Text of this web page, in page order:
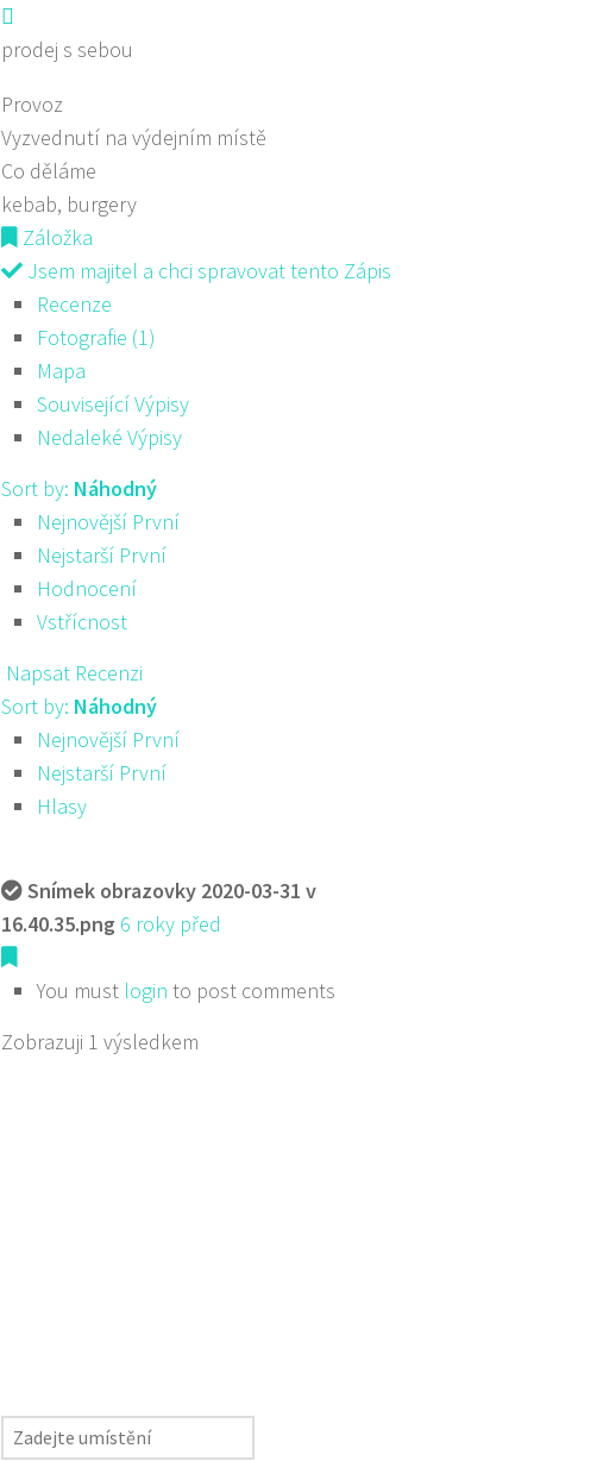
prodej s sebou
Provoz
Vyzvednutí na výdejním místě
Co děláme
kebab, burgery
Záložka
Jsem majitel a chci spravovat tento Zápis
Recenze
Fotografie (1)
Mapa
Související Výpisy
Nedaleké Výpisy
Sort by: Náhodný
Nejnovější První
Nejstarší První
Hodnocení
Vstřícnost
Napsat Recenzi
Sort by: Náhodný
Nejnovější První
Nejstarší První
Hlasy
Snímek obrazovky 2020-03-31 v
16.40.35.png 6 roky před
You must login to post comments
Zobrazuji 1 výsledkem